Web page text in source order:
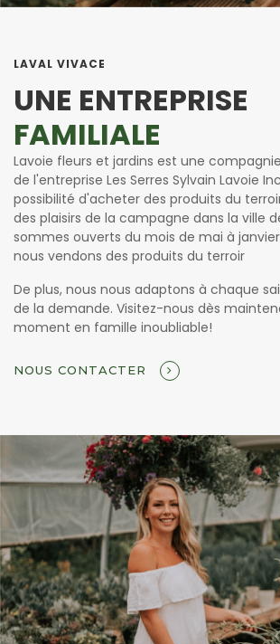
LAVAL VIVACE
UNE ENTREPRISE
FAMILIALE
Lavoie fleurs et jardins est une
de l'entreprise Les Serres Sylvain Lavoie
possibilité d'acheter des produits du
des plaisirs de la campagne dans la ville
sommes ouverts du mois de mai à
nous vendons des produits du terroir
De plus, nous nous adaptons à chaque
de la demande. Visitez-nous dès
moment en famille inoubliable!
NOUS CONTACTER